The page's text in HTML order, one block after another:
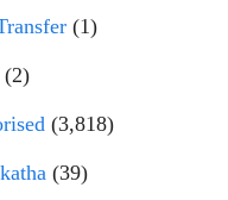
(1)
(2)
(3,818)
(39)